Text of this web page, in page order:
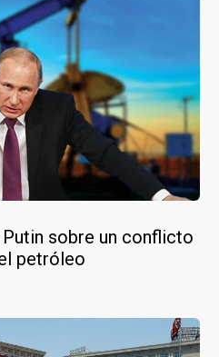
sobre un conflicto
petróleo